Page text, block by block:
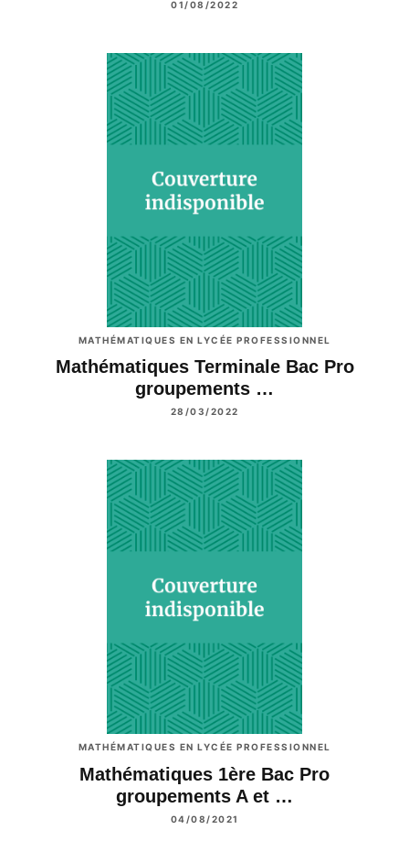
01/08/2022
MATHÉMATIQUES EN LYCÉE PROFESSIONNEL
Mathématiques Terminale Bac Pro
groupements …
28/03/2022
MATHÉMATIQUES EN LYCÉE PROFESSIONNEL
Mathématiques 1ère Bac Pro
groupements A et …
04/08/2021